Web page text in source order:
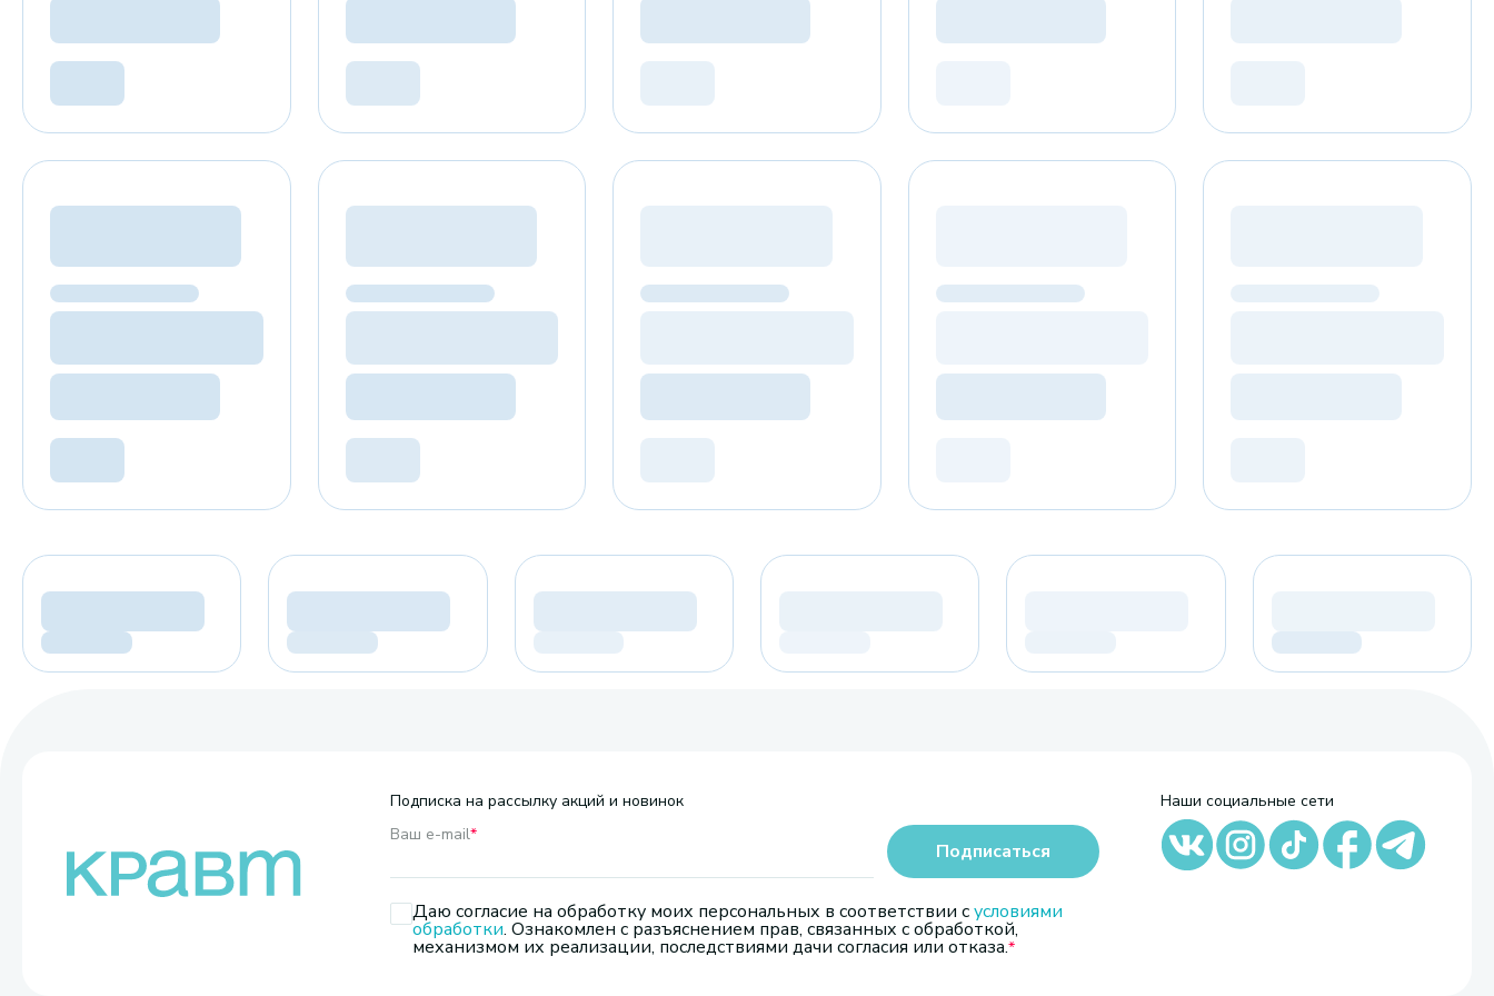
Подписка на рассылку акций и новинок
Ваш e-mail*
Даю согласие на обработку моих персональных в соответствии сусловиями
обработки. Ознакомлен с разъяснением прав, связанных с обработкой,
механизмом их реализации, последствиями дачи согласия или отказа.
Подписаться
Наши социальные сети